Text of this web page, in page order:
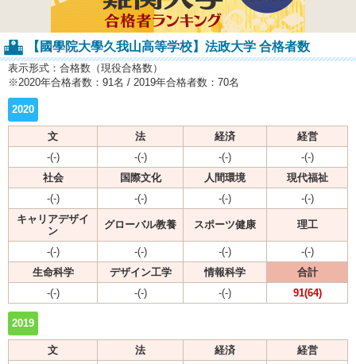
【國學院大學久我山高等学校】法政大学 合格者数
表示形式：合格数（現役合格数）
※2020年合格者数：91名 / 2019年合格者数：70名
2020
文 法 経済
経営
-(-)
-(-) -(-)
-(-)
社会
国際文化 人間環境
現代福祉
-(-)
-(-) -(-)
-(-)
キャリアデザイ
ン
グローバル教養 スポーツ健康 理工
-(-) -(-) -(-)
-(-)
生命科学
デザイン工学 情報科学
合計
-(-)
-(-) -(-) 91(64)
2019
文 法 経済
経営